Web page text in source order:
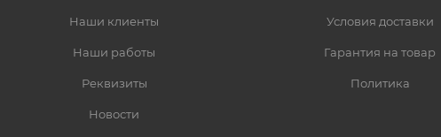
Наши клиенты
Наши работы
Реквизиты
Новости
Условия доставки
Гарантия на товар
Политика